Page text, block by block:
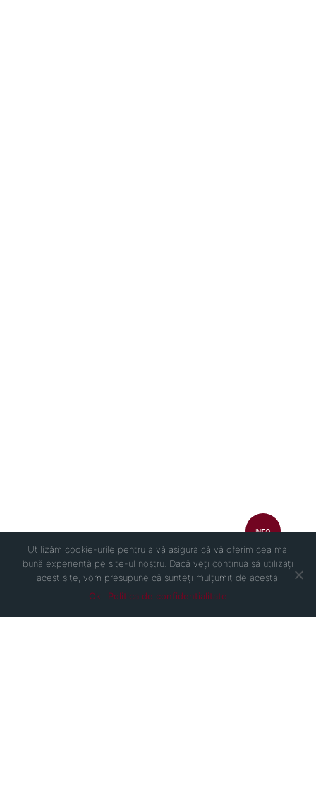
INFO
Utilizăm cookie-urile pentru a vă asigura că vă oferim cea mai
bună experiență pe site-ul nostru. Dacă veți continua să utilizați
acest site, vom presupune că sunteți mulțumit de acesta.
Ok
Politica de confidentialitate